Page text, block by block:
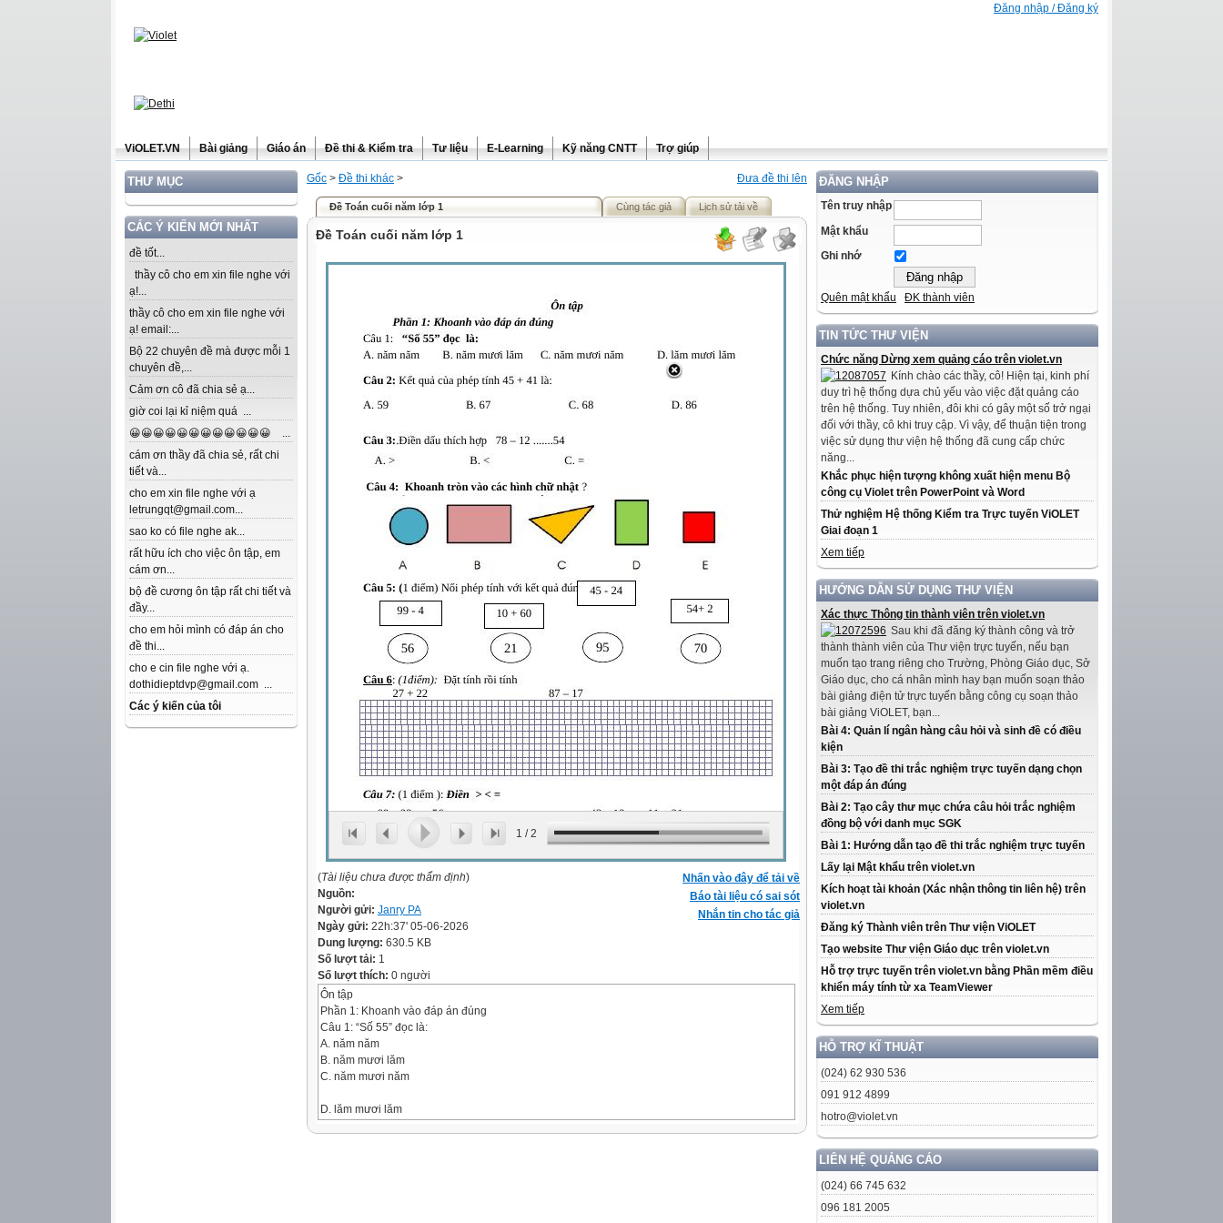
Đăng nhập / Đăng ký
ViOLET.VN Bài giảng Giáo án Đề thi & Kiểm tra Tư liệu E-Learning Kỹ năng CNTT Trợ giúp
THƯ MỤC
CÁC Ý KIẾN MỚI NHẤT
đề tốt...
thầy cô cho em xin file nghe với
ạ!...
thầy cô cho em xin file nghe với
ạ! email:...
Bộ 22 chuyên đề mà được mỗi 1
chuyên đề,...
Cảm ơn cô đã chia sẻ ạ...
giờ coi lại kỉ niệm quá ...
😀😀😀😀😀😀😀😀😀😀😀😀 ...
cám ơn thầy đã chia sẻ, rất chi
tiết và...
cho em xin file nghe với ạ
letrungqt@gmail.com...
sao ko có file nghe ak...
rất hữu ích cho việc ôn tập, em
cám ơn...
bộ đề cương ôn tập rất chi tiết và
đầy...
cho em hỏi mình có đáp án cho
đề thi...
cho e cin file nghe với ạ.
dothidieptdvp@gmail.com ...
Các ý kiến của tôi
ĐĂNG NHẬP
Tên truy nhập
Mật khẩu
Ghi nhớ
Quên mật khẩu ĐK thành viên
TIN TỨC THƯ VIỆN
Chức năng Dừng xem quảng cáo trên violet.vn
Kính chào các thầy, cô! Hiện tại, kinh phí
duy trì hệ thống dựa chủ yếu vào việc đặt quảng cáo
trên hệ thống. Tuy nhiên, đôi khi có gây một số trở ngại
đối với thầy, cô khi truy cập. Vì vậy, để thuận tiện trong
việc sử dụng thư viện hệ thống đã cung cấp chức
năng...
Khắc phục hiện tượng không xuất hiện menu Bộ
công cụ Violet trên PowerPoint và Word
Thử nghiệm Hệ thống Kiểm tra Trực tuyến ViOLET
Giai đoạn 1
Xem tiếp
HƯỚNG DẪN SỬ DỤNG THƯ VIỆN
Xác thực Thông tin thành viên trên violet.vn
Sau khi đã đăng ký thành công và trở
thành thành viên của Thư viện trực tuyến, nếu bạn
muốn tạo trang riêng cho Trường, Phòng Giáo dục, Sở
Giáo dục, cho cá nhân mình hay bạn muốn soạn thảo
bài giảng điện tử trực tuyến bằng công cụ soạn thảo
bài giảng ViOLET, bạn...
Bài 4: Quản lí ngân hàng câu hỏi và sinh đề có điều
kiện
Bài 3: Tạo đề thi trắc nghiệm trực tuyến dạng chọn
một đáp án đúng
Bài 2: Tạo cây thư mục chứa câu hỏi trắc nghiệm
đồng bộ với danh mục SGK
Bài 1: Hướng dẫn tạo đề thi trắc nghiệm trực tuyến
Lấy lại Mật khẩu trên violet.vn
Kích hoạt tài khoản (Xác nhận thông tin liên hệ) trên
violet.vn
Đăng ký Thành viên trên Thư viện ViOLET
Tạo website Thư viện Giáo dục trên violet.vn
Hỗ trợ trực tuyến trên violet.vn bằng Phần mềm điều
khiển máy tính từ xa TeamViewer
Xem tiếp
HỖ TRỢ KĨ THUẬT
(024) 62 930 536
091 912 4899
hotro@violet.vn
LIÊN HỆ QUẢNG CÁO
(024) 66 745 632
096 181 2005
Đưa đề thi lên
Gốc > Đề thi khác >
Đề Toán cuối năm lớp 1 Cùng tác giả Lịch sử tải về
Đề Toán cuối năm lớp 1
1 /2
Nhấn vào đây để tải về
Báo tài liệu có sai sót
Nhắn tin cho tác giả
(Tài liệu chưa được thẩm định)
Nguồn:
Người gửi: Janry PA
Ngày gửi: 22h:37' 05-06-2026
Dung lượng: 630.5 KB
Số lượt tải: 1
Số lượt thích: 0 người
Ôn tập
Phần 1: Khoanh vào đáp án đúng
Câu 1: “Số 55” đọc là:
A. năm năm
B. năm mươi lăm
C. năm mươi năm
D. lăm mươi lăm